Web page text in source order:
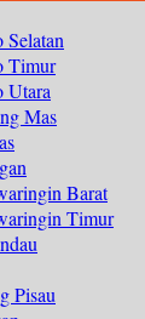
Selatan
Timur
Utara
Mas
Barat
Timur
Pisau